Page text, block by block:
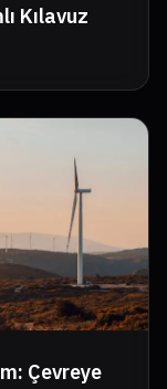
Kılavuz
Çevreye